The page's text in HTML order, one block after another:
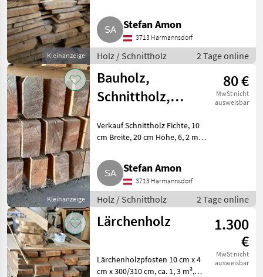
Kleinanzeige
Jahre hallengelagert,
unterschiedliche Längen: 2, 6 m,
3, 1 m, 3, 6 m, 4, 1 m, 4, 6
Stefan Amon
3713 Harmannsdorf
Holz / Schnittholz 2 Tage online
Kleinanzeige
Bauholz,
Schnittholz,
80 €
MwSt nicht
ausweisbar
Verkauf Schnittholz Fichte, 10
cm Breite, 20 cm Höhe, 6, 2 m
gelagert, 26 Stk. vorhanden, €
80, -/Stk.. Holz Schnittholz
Stefan Amon
3713 Harmannsdorf
Holz / Schnittholz 2 Tage online
Lärchenholz
1.300
€
MwSt nicht
ausweisbar
Lärchenholzpfosten 10 cm x 4
cm x 300/310 cm, ca. 1, 3 m³,